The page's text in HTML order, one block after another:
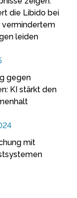
die Libido bei
vermindertem
leiden
gegen
KI stärkt den
mit